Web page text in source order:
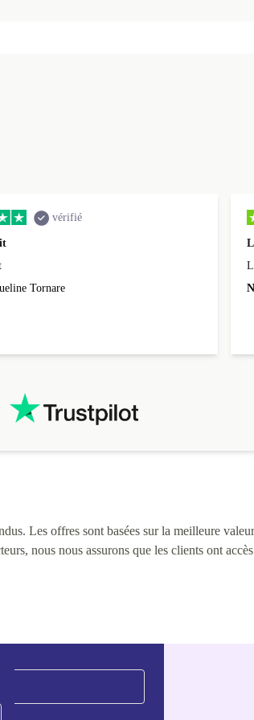
vérifié
Tornare
Les offres sont basées sur la meilleure
nous nous assurons que les clients ont